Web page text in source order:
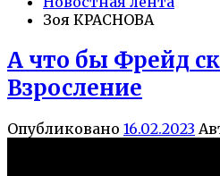
Зоя КРАСНОВА
А что бы Фрейд
Взросление
Опубликовано 16.02.2023